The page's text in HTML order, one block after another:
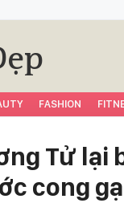
FASHION
Tử lại
cong